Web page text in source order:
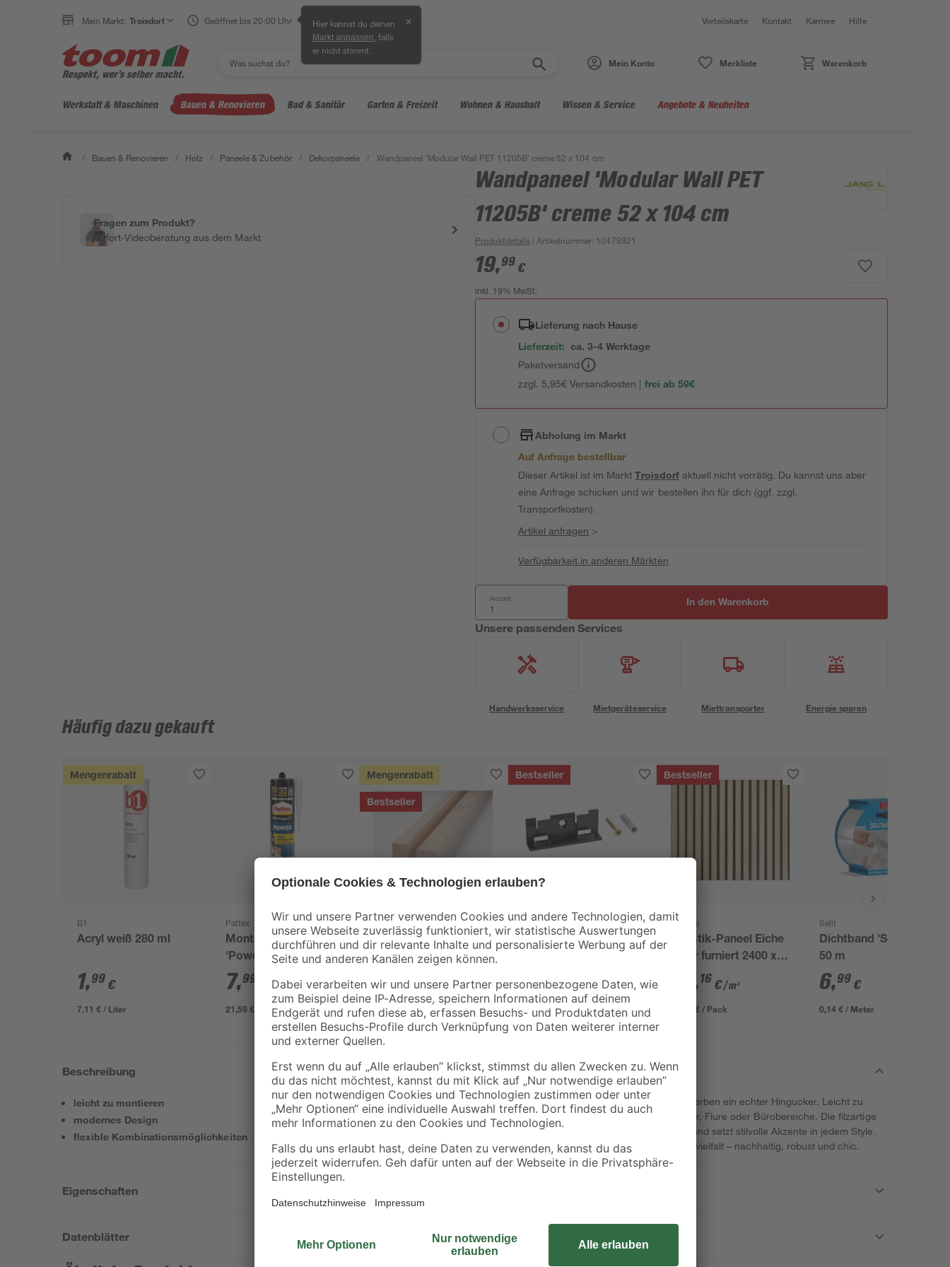
Mein Markt: Troisdorf Geöffnet bis 20:00 Uhr Hier kannst du deinen
Markt anpassen , falls
er nicht stimmt.
✕ Vorteilskarte Kontakt Karriere Hilfe
Mein Konto Merkliste Warenkorb
Werkstatt & Maschinen Bauen & Renovieren Bad & Sanitär Garten & Freizeit Wohnen & Haushalt Wissen & Service Angebote & Neuheiten
/ Bauen & Renovieren / Holz / Paneele & Zubehör / Dekorpaneele / Wandpaneel 'Modular Wall PET 11205B' creme 52 x 104 cm
Fragen zum Produkt?
Sofort-Videoberatung aus dem Markt
Wandpaneel 'Modular Wall PET
11205B' creme 52 x 104 cm
Produktdetails | Artikelnummer: 10478921
19,99 €
inkl. 19% MwSt.
Lieferung nach Hause
Lieferzeit: ca. 3-4 Werktage
Paketversand
zzgl. 5,95€ Versandkosten | frei ab 59€
Abholung im Markt
Auf Anfrage bestellbar
Dieser Artikel ist im MarktTroisdorfaktuell nicht vorrätig. Du kannst uns aber
eine Anfrage schicken und wir bestellen ihn für dich (ggf. zzgl.
Transportkosten).
Artikel anfragen >
Verfügbarkeit in anderen Märkten
Anzahl: In den Warenkorb
Unsere passenden Services
Handwerksservice Mietgeräteservice Miettransporter Energie sparen
Häufig dazu gekauft
Mengenrabatt
B1
Acryl weiß 280 ml
1,99 €
7,11 € / Liter
Pattex
Montagekleber
'Power' weiß 370 g
7,99
21,59 € / Kilogramm
Mengenrabatt
Bestseller
Latte sägerau 2000 x
48 x 24 mm
1, 78 €
0,89 € / Meter
Bestseller
toom
Clips für
8,49€
Bestseller
Kosche
Akustik-Paneel Eiche
natur furniert 2400 x
561 x 19 mm
,16 €/ m²
89,99 € / Pack
Selit
Dichtband 'Selitstop'
50 m
6,99 €
0,14 € / Meter
Beschreibung
leicht zu montieren
modernes Design
flexible Kombinationsmöglichkeiten
Entdecke die Paneele aus Filz. Dank trendiger Farben ein echter Hingucker. Leicht zu
verarbeiten und schalloptimiert - für Wohnzimmer, Flure oder Bürobereiche. Die filzartige
Struktur sorgt für ein angenehmes Raumgefühl und setzt stilvolle Akzente in jedem Style.
Gönn dir zeitlose Eleganz mit einem Hauch Farbvielfalt – nachhaltig, robust und chic.
Eigenschaften
Datenblätter